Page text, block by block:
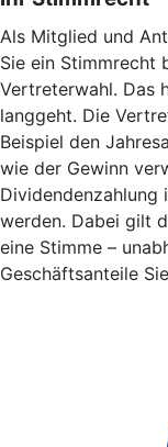
Als Mitglied und
Sie ein Stimmrecht
Vertreterwahl. Das
langgeht. Die
Beispiel den
wie der Gewinn
werden. Dabei gilt
eine Stimme –
Geschäftsanteile